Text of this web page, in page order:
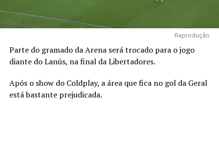
Reprodução
Parte do gramado da Arena será trocado para o jogo
diante do Lanús, na final da Libertadores.
Após o show do Coldplay, a área que fica no gol da Geral
está bastante prejudicada.